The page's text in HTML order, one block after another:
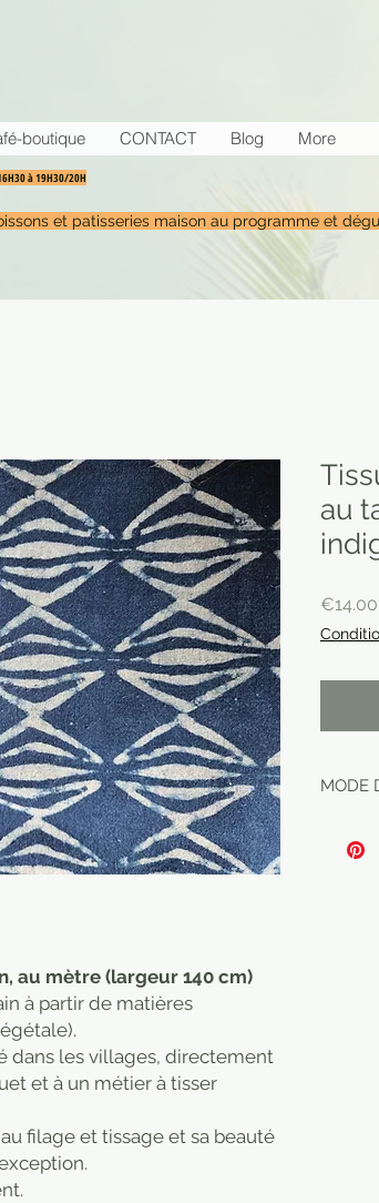
boutique CONTACT Blog More
à 19H30/20H
et patisseries maison au programme et
au mètre (largeur 140 cm)
à partir de matières
dans les villages, directement
et à un métier à tisser
filage et tissage et sa beauté
au
€14.00
MODE